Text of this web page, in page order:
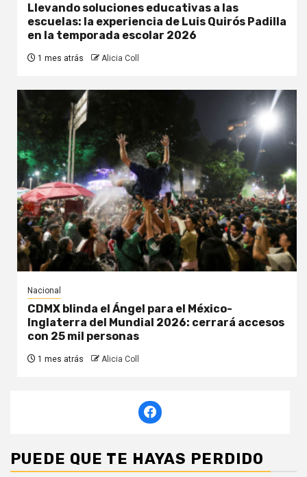
Llevando soluciones educativas a las
escuelas: la experiencia de Luis Quirós Padilla
en la temporada escolar 2026
1 mes atrás Alicia Coll
Nacional
CDMX blinda el Ángel para el México-
Inglaterra del Mundial 2026: cerrará accesos
con 25 mil personas
1 mes atrás Alicia Coll
PUEDE QUE TE HAYAS PERDIDO